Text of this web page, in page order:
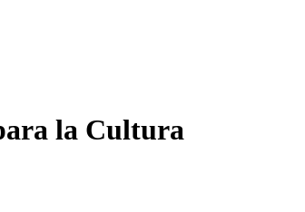
la Cultura